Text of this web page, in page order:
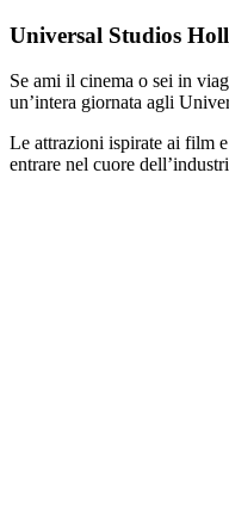
Universal Studios
Se ami il cinema o sei in
un’intera giornata agli
Le attrazioni ispirate ai film
entrare nel cuore